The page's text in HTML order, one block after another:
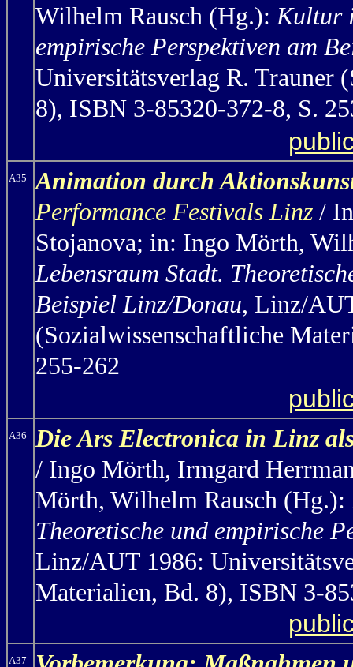
Wilhelm Rausch (Hg.):Kultur
empirische Perspektiven am
Universitätsverlag R. Trauner
8), ISBN 3-85320-372-8, S.
A35
Animation durch
Performance Festivals Linz /
Stojanova; in: Ingo Mörth,
Lebensraum Stadt.
Beispiel Linz/Donau, Linz/
(Sozialwissenschaftliche
255-262
A36
Die Ars Electronica in Linz
/ Ingo Mörth, Irmgard
Mörth, Wilhelm Rausch (Hg.):
Theoretische und empirische
Linz/AUT 1986:
Materialien, Bd. 8), ISBN 3-
A37